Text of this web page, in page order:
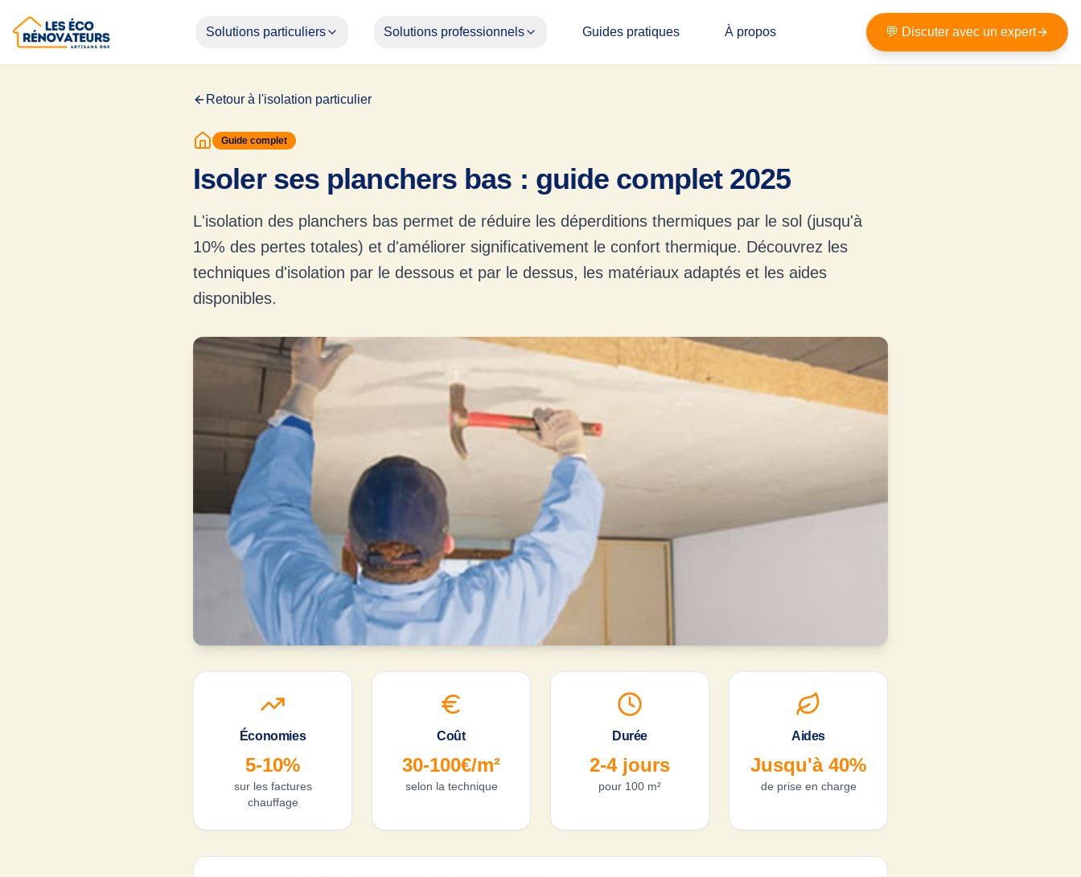
Solutions particuliers Solutions professionnels Guides pratiques À propos 💬 Discuter avec un expert
Retour à l'isolation particulier
Guide complet
Isoler ses planchers bas : guide complet 2025
L'isolation des planchers bas permet de réduire les déperditions thermiques par le sol (jusqu'à
10% des pertes totales) et d'améliorer significativement le confort thermique. Découvrez les
techniques d'isolation par le dessous et par le dessus, les matériaux adaptés et les aides
disponibles.
Économies
5-10%
sur les factures
chauffage
Coût
30-100€/m²
selon la technique
Durée
2-4 jours
pour 100 m²
Aides
Jusqu'à 40%
de prise en charge